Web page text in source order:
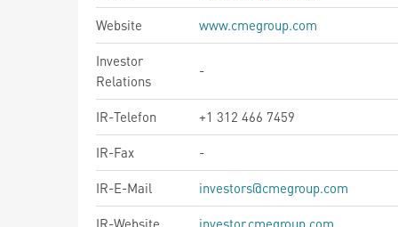
Website
www.cmegroup.com
Investor
Relations
-
IR-Telefon
+1 312 466 7459
IR-Fax
-
IR-E-Mail
investors@cmegroup.com
IR-Website
investor.cmegroup.com